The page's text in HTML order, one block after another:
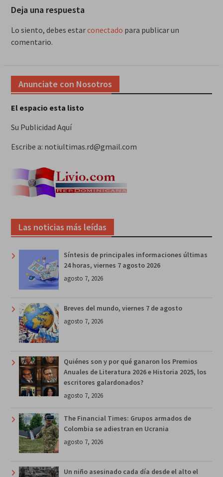
Deja una respuesta
Lo siento, debes estarconectado para publicar un
comentario.
Anunciate con Nosotros
El espacio esta listo
Su Publicidad Aquí
Escribe a: notiultimas.rd@gmail.com
Las noticias más leídas
Síntesis de principales informaciones últimas
24 horas, viernes 7 agosto 2026
agosto 7, 2026
Breves del mundo, viernes 7 de agosto
agosto 7, 2026
Quiénes son y por qué ganaron los Premios
Anuales de Literatura 2026 e Historia 2025, los
escritores galardonados?
agosto 7, 2026
The Financial Times: Grupos armados de
Colombia se adiestran en Ucrania
agosto 7, 2026
Un niño asesinado cada día desde el alto el